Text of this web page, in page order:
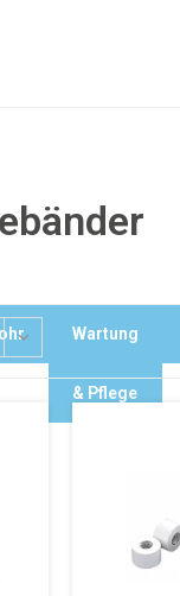
Wartung
& Pflege